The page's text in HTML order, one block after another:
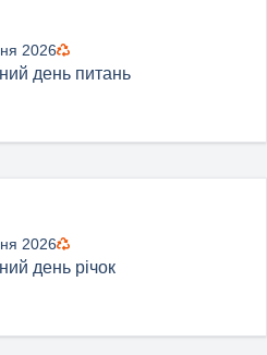
2026
день питань
2026
день річок